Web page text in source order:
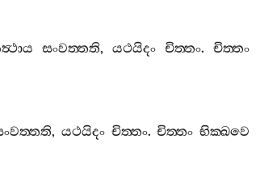
සංවත‍්තති,යථයිදං චිත‍්තං.චිත‍්තං
,යථයිදං චිත‍්තං.චිත‍්තං භික‍්ඛවෙ